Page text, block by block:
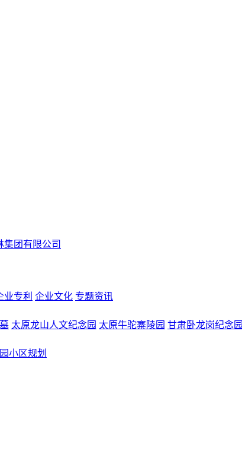
业专利 企业文化 专题资讯
太原龙山人文纪念园 太原牛驼寨陵园 甘肃卧龙岗纪念园
小区规划